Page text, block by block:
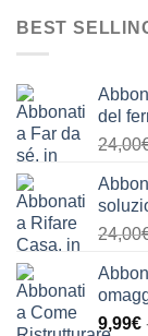
BEST
del
24,00
24,00
9,99€